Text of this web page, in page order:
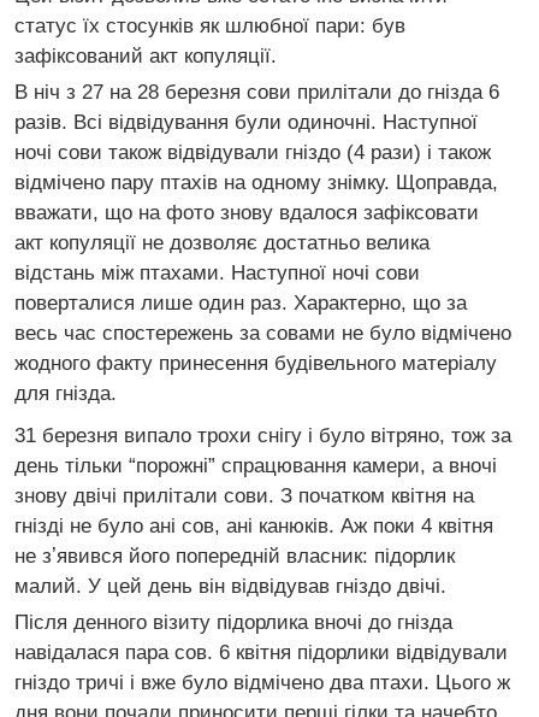
статус їх стосунків як шлюбної пари: був
зафіксований акт копуляції.
В ніч з 27 на 28 березня сови прилітали до гнізда 6
разів. Всі відвідування були одиночні. Наступної
ночі сови також відвідували гніздо (4 рази) і також
відмічено пару птахів на одному знімку. Щоправда,
вважати, що на фото знову вдалося зафіксовати
акт копуляції не дозволяє достатньо велика
відстань між птахами. Наступної ночі сови
поверталися лише один раз. Характерно, що за
весь час спостережень за совами не було відмічено
жодного факту принесення будівельного матеріалу
для гнізда.
31 березня випало трохи снігу і було вітряно, тож за
день тільки “порожні” спрацювання камери, а вночі
знову двічі прилітали сови. З початком квітня на
гнізді не було ані сов, ані канюків. Аж поки 4 квітня
не зʼявився його попередній власник: підорлик
малий. У цей день він відвідував гніздо двічі.
Після денного візиту підорлика вночі до гнізда
навідалася пара сов. 6 квітня підорлики відвідували
гніздо тричі і вже було відмічено два птахи. Цього ж
дня вони почали приносити перші гілки та начебто